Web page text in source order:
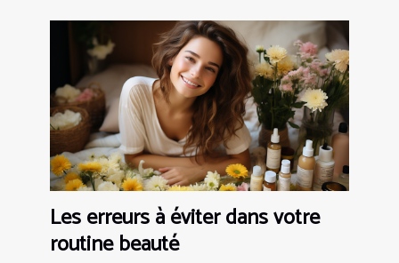
Les erreurs à éviter dans votre
routine beauté